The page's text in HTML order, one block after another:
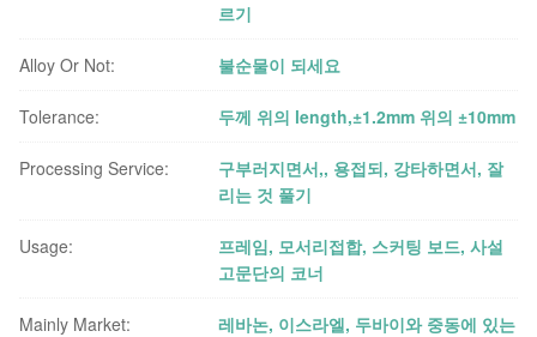
르기
Alloy Or Not: 불순물이 되세요
Tolerance: 두께 위의 length,±1.2mm 위의 ±10mm
Processing Service:
구부러지면서,, 용접되, 강타하면서, 잘
리는 것 풀기
Usage:
프레임, 모서리접합, 스커팅 보드, 사설
고문단의 코너
Mainly Market:
레바논, 이스라엘, 두바이와 중동에 있는